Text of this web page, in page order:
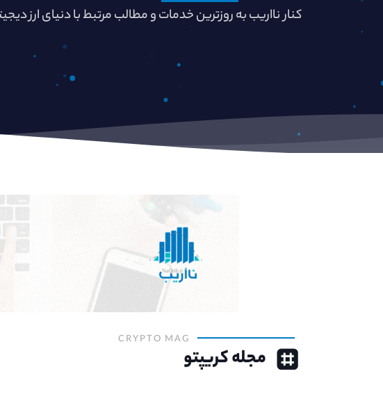
کنار نااریب به روزترین خدمات و مطالب مرتبط با دنیای ارز
CRYPTO MAG
مجله کریپتو